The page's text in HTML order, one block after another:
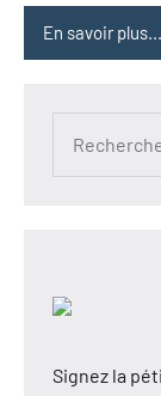
En savoir plus...
Signez la